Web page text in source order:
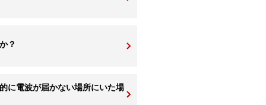
？
に電波が届かない場所にいた場